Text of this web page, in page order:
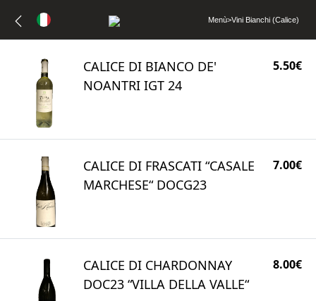
Menù>Vini Bianchi (Calice)
CALICE DI BIANCO DE'
NOANTRI IGT 24
5.50€
CALICE DI FRASCATI “CASALE
MARCHESE“ DOCG23
7.00€
CALICE DI CHARDONNAY
DOC23 “VILLA DELLA VALLE“
8.00€